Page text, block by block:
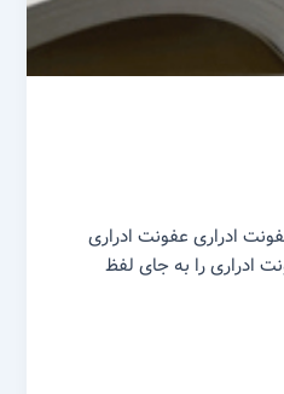
ادراری عفونت ادراری
ادراری را به جای لفظ